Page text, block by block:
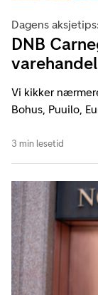
Dagens aksjetips:
DNB
varehandel
Vi kikker
Bohus, Puuilo,
3 min lesetid